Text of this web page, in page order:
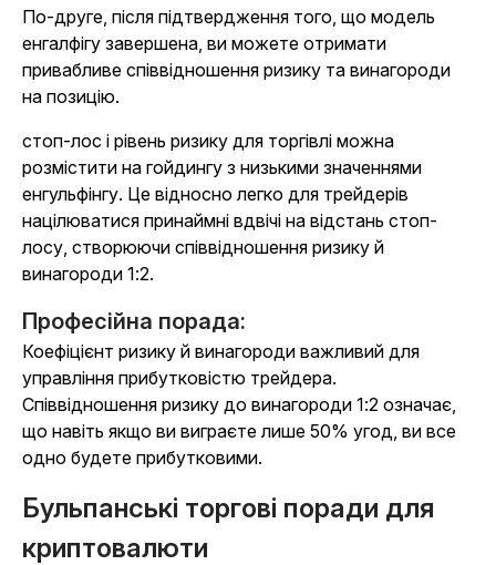
По-друге, після підтвердження того, що модель
енгалфігу завершена, ви можете отримати
привабливе співвідношення ризику та винагороди
на позицію.
стоп-лос і рівень ризику для торгівлі можна
розмістити на гойдингу з низькими значеннями
енгульфінгу. Це відносно легко для трейдерів
націлюватися принаймні вдвічі на відстань стоп-
лосу, створюючи співвідношення ризику й
винагороди 1:2.
Професійна порада:
Коефіцієнт ризику й винагороди важливий для
управління прибутковістю трейдера.
Співвідношення ризику до винагороди 1:2 означає,
що навіть якщо ви виграєте лише 50% угод, ви все
одно будете прибутковими.
Бульпанські торгові поради для
криптовалюти